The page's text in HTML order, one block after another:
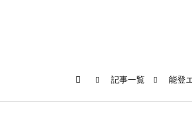
記事一覧 能登